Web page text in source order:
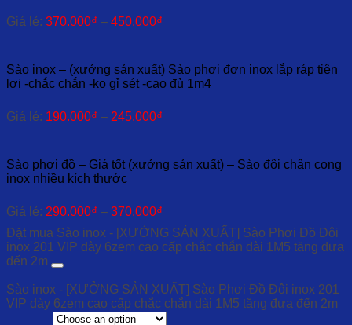
Giá lẻ: 370.000₫ – 450.000₫
Sào inox – (xưởng sản xuất) Sào phơi đơn inox lắp ráp tiện
lợi -chắc chắn -ko gỉ sét -cao đủ 1m4
Giá lẻ: 190.000₫ – 245.000₫
Sào phơi đồ – Giá tốt (xưởng sản xuất) – Sào đôi chân cong
inox nhiều kích thước
Giá lẻ: 290.000₫ – 370.000₫
Đặt mua Sào inox - [XƯỞNG SẢN XUẤT] Sào Phơi Đồ Đôi
inox 201 VIP dày 6zem cao cấp chắc chắn dài 1M5 tăng đưa
đến 2m
Sào inox - [XƯỞNG SẢN XUẤT] Sào Phơi Đồ Đôi inox 201
VIP dày 6zem cao cấp chắc chắn dài 1M5 tăng đưa đến 2m